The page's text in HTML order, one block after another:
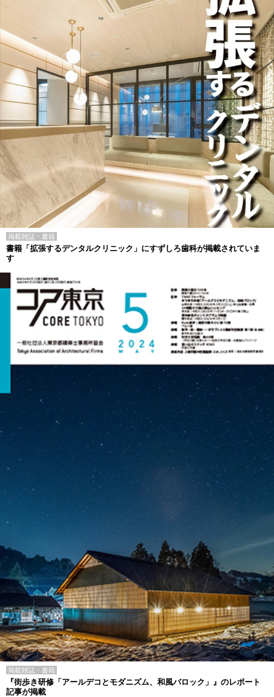
掲載雑誌・書籍
書籍「拡張するデンタルクリニック」にすずしろ歯科が掲載されていま
す
掲載雑誌・書籍
『街歩き研修「アールデコとモダニズム、和風バロック」』のレポート
記事が掲載